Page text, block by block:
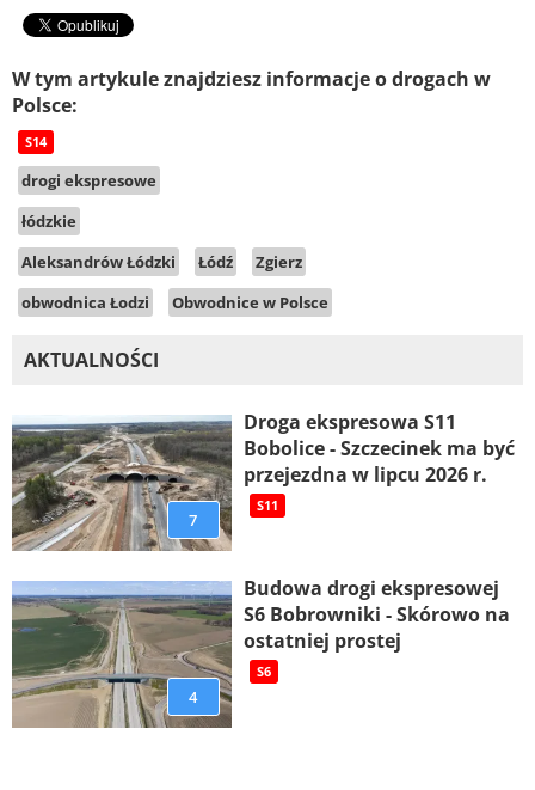
W tym artykule znajdziesz informacje o drogach w
Polsce:
S14
drogi ekspresowe
łódzkie
Aleksandrów Łódzki
Łódź
Zgierz
obwodnica Łodzi
Obwodnice w Polsce
AKTUALNOŚCI
7
Droga ekspresowa S11
Bobolice - Szczecinek ma być
przejezdna w lipcu 2026 r.
S11
4
Budowa drogi ekspresowej
S6 Bobrowniki - Skórowo na
ostatniej prostej
S6